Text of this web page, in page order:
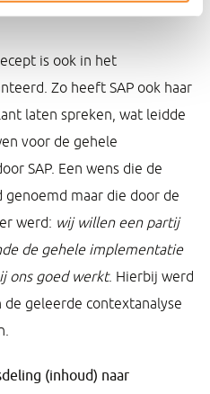
is ook in het
Zo heeft SAP ook haar
laten spreken, wat leidde
voor de gehele
SAP. Een wens die de
genoemd maar die door de
werd: wij willen een partij
de gehele implementatie
ons goed werkt. Hierbij werd
geleerde contextanalyse
(inhoud) naar